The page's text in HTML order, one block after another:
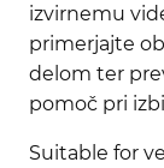
izvirnemu
primerjajte
delom ter
pomoč pri
Suitable for